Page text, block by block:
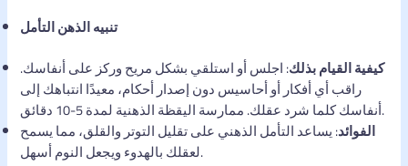
تنبيه الذهن التأمل
كيفية القيام بذلك: اجلس أو استلقي بشكل مريح وركز على أنفاسك.
راقب أي أفكار أو أحاسيس دون إصدار أحكام، معيدًا انتباهك إلى
أنفاسك كلما شرد عقلك. ممارسة اليقظة الذهنية لمدة 5-10 دقائق.
الفوائد: يساعد التأمل الذهني على تقليل التوتر والقلق، مما يسمح
لعقلك بالهدوء ويجعل النوم أسهل.